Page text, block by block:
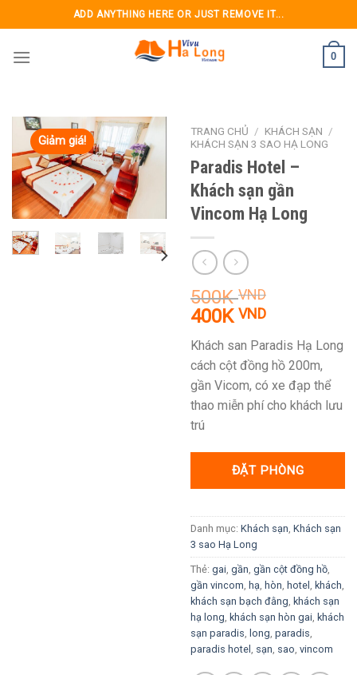
to
content
ADD ANYTHING HERE OR JUST REMOVE IT...
0
Giảm giá!
TRANG CHỦ / KHÁCH SẠN /
KHÁCH SẠN 3 SAO HẠ LONG
Paradis Hotel –
Khách sạn gần
Vincom Hạ Long
500KVND
Giá
gốc
là:
500K VND.
400KVNDGiá
hiện
tại
là:
400K VND.
Khách san Paradis Hạ Long
cách cột đồng hồ 200m,
gần Vicom, có xe đạp thể
thao miễn phí cho khách lưu
trú
ĐẶT PHÒNG
Danh mục: Khách sạn Khách sạn
3 sao Hạ Long
Thẻ: gai gần gần cột đồng hồ
gần vincom hạ hòn hotel khách
khách sạn bạch đằng khách sạn
hạ long khách sạn hòn gai khách
sạn paradis
long paradis
paradis hotel
sạn sao vincom